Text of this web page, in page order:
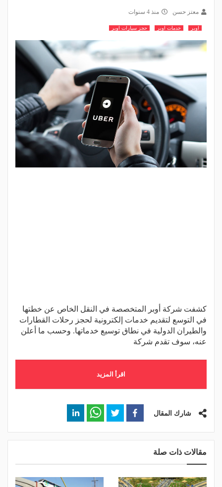
معتز حسن منذ 4 سنوات
اوبر خدمات اوبر حجز سيارات اوبر
كشفت شركة أوبر المتخصصة في النقل الخاص عن خطتها
في التوسع لتقديم خدمات إلكترونية لحجز رحلات القطارات
والطيران الدولية في نطاق توسيع خدماتها. وحسب ما أعلن
عنه، سوف تقدم شركة
اقرأ المزيد
شارك المقال
مقالات ذات صلة